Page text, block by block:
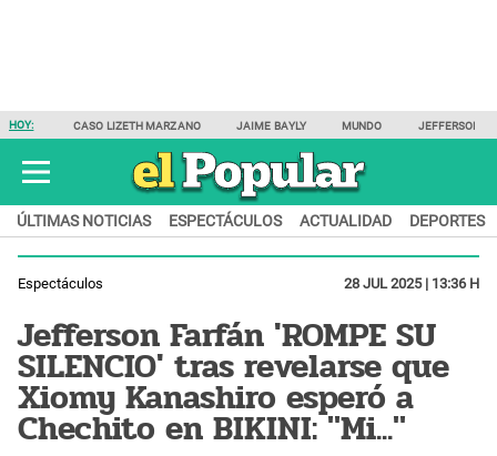
HOY: CASO LIZETH MARZANO JAIME BAYLY MUNDO JEFFERSON
ÚLTIMAS NOTICIAS ESPECTÁCULOS ACTUALIDAD DEPORTES
Espectáculos 28 JUL 2025 | 13:36 H
Jefferson Farfán 'ROMPE SU
SILENCIO' tras revelarse que
Xiomy Kanashiro esperó a
Chechito en BIKINI: "Mi..."